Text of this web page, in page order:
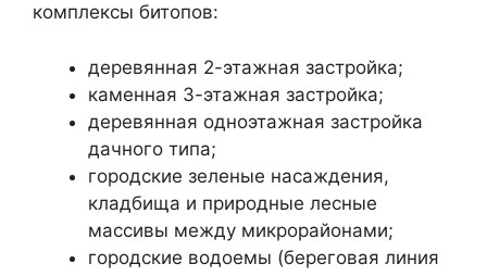
комплексы битопов:
деревянная 2-этажная застройка;
каменная 3-этажная застройка;
деревянная одноэтажная застройка
дачного типа;
городские зеленые насаждения,
кладбища и природные лесные
массивы между микрорайонами;
городские водоемы (береговая линия